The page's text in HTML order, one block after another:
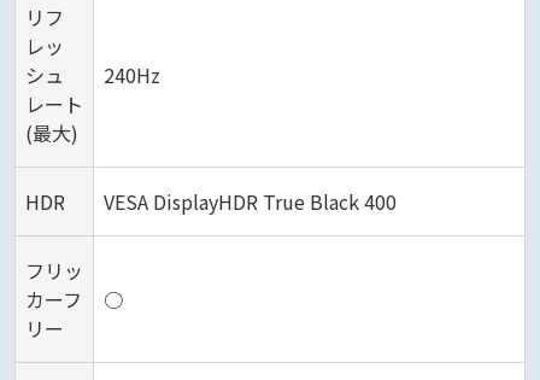
リフ
レッ
シュ
レート
(最大)
240Hz
HDR VESA DisplayHDR True Black 400
フリッ
カーフ
リー
○